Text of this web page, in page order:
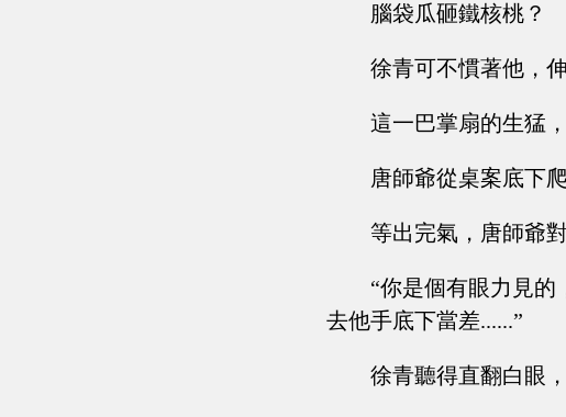
腦袋瓜砸鐵核桃？
徐青可不慣著他，
這一巴掌扇的生猛
唐師爺從桌案底下
等出完氣，唐師爺
“你是個有眼力見
去他手底下當差......”
徐青聽得直翻白眼